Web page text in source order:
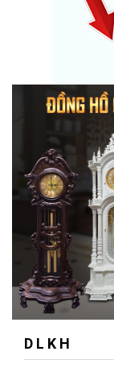
D L K H